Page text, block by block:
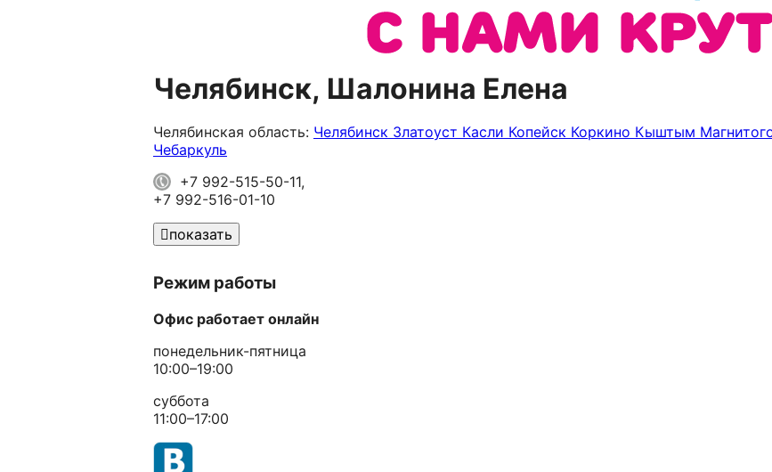
Челябинск, Шалонина Елена
Челябинская область: Челябинск Златоуст Касли Копейск Коркино Кыштым
Чебаркуль
+7 992-515-50-11,
+7 992-516-01-10
показать
Режим работы
Офис работает онлайн
понедельник-пятница
10:00–19:00
суббота
11:00–17:00